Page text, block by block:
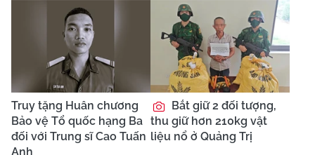
Truy tặng Huân chương
Bảo vệ Tổ quốc hạng Ba
đối với Trung sĩ Cao Tuấn
Anh
Bắt giữ 2 đối tượng,
thu giữ hơn 210kg vật
liệu nổ ở Quảng Trị